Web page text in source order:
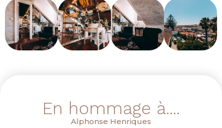
En hommage à....
Alphonse Henriques